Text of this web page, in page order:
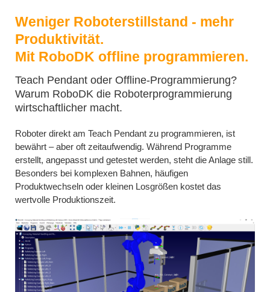
Weniger Roboterstillstand - mehr
Produktivität.
Mit RoboDK offline programmieren.
Teach Pendant oder Offline-Programmierung?
Warum RoboDK die Roboterprogrammierung
wirtschaftlicher macht.
Roboter direkt am Teach Pendant zu programmieren, ist
bewährt – aber oft zeitaufwendig. Während Programme
erstellt, angepasst und getestet werden, steht die Anlage still.
Besonders bei komplexen Bahnen, häufigen
Produktwechseln oder kleinen Losgrößen kostet das
wertvolle Produktionszeit.